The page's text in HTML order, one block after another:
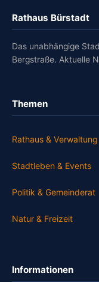
Rathaus Bürstadt
Das unabhängige
Bergstraße. Aktuelle
Themen
Rathaus & Verwaltung
Stadtleben & Events
Politik & Gemeinderat
Natur & Freizeit
Informationen